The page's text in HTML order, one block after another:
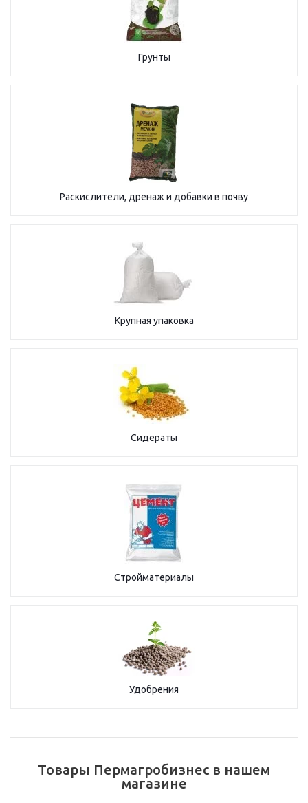
Грунты
Раскислители, дренаж и добавки в почву
Крупная упаковка
Сидераты
Стройматериалы
Удобрения
Товары Пермагробизнес в нашем
магазине